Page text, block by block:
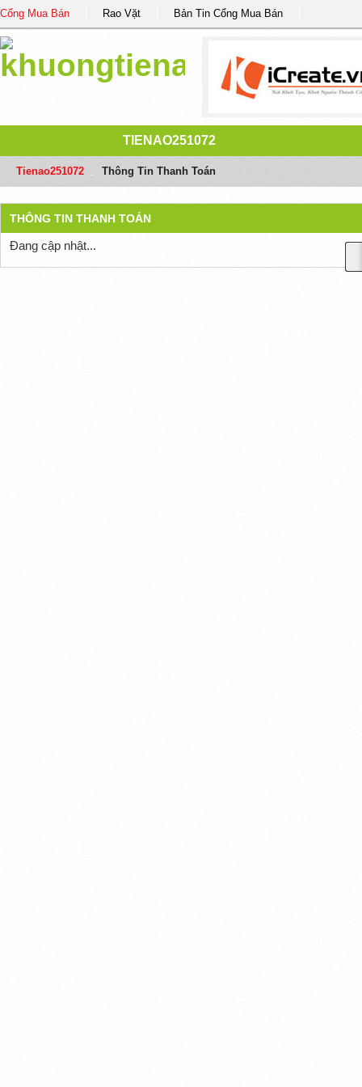
Cổng Mua Bán Rao Vặt Bản Tin Cổng Mua Bán
TIENAO251072
Tienao251072 Thông Tin Thanh Toán
THÔNG TIN THANH TOÁN
Đang cập nhật...